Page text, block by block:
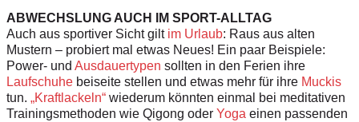
ABWECHSLUNG AUCH IM SPORT-ALLTAG
Auch aus sportiver Sicht giltim Urlaub: Raus aus alten
Mustern – probiert mal etwas Neues! Ein paar Beispiele:
Power- und Ausdauertypen sollten in den Ferien ihre
Laufschuhe beiseite stellen und etwas mehr für ihre Muckis
tun. „Kraftlackeln“ wiederum könnten einmal bei meditativen
Trainingsmethoden wie Qigong oder Yoga einen passenden